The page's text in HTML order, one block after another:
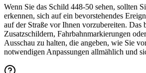
Wenn Sie das Schild 448-50 sehen, sollten
erkennen, sich auf ein bevorstehendes
auf der Straße vor Ihnen vorzubereiten. Das
Zusatzschildern, Fahrbahnmarkierungen
Ausschau zu halten, die angeben, wie Sie
notwendigen Anpassungen allmählich und